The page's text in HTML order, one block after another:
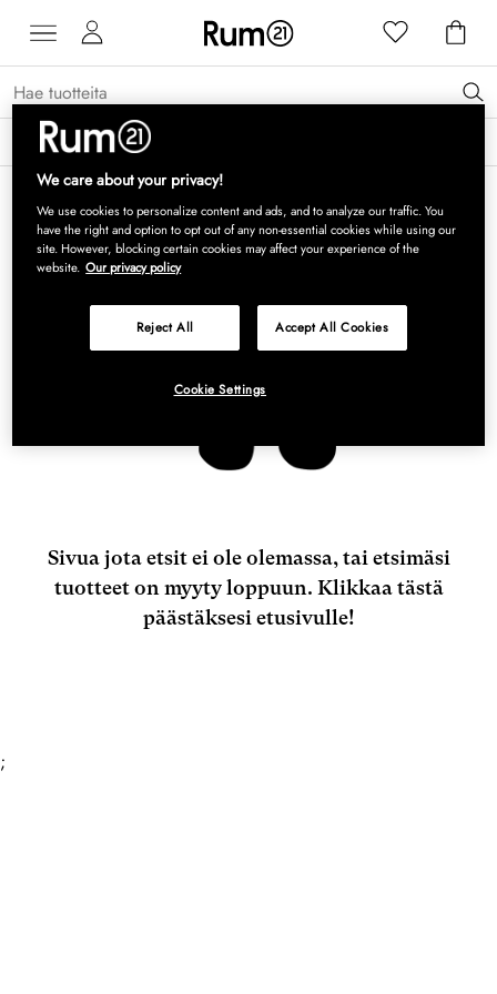
Saat 15 % alennusta Grythyttan Stålmöbler -tuotteista* →
Sivua jota etsit ei ole olemassa, tai etsimäsi
tuotteet on myyty loppuun. Klikkaa tästä
päästäksesi etusivulle!
;
We care about your privacy!
We use cookies to personalize content and ads, and to analyze our traffic. You
have the right and option to opt out of any non-essential cookies while using our
site. However, blocking certain cookies may affect your experience of the
website. Our privacy policy
Reject All Accept All Cookies
Cookie Settings